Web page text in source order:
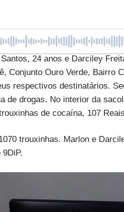
24 anos e Darciley
Conjunto Ouro Verde, Bairro
respectivos destinatários.
de drogas. No interior da
de cocaína, 107
trouxinhas. Marlon e